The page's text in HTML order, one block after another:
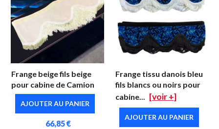
Frange beige fils beige
pour cabine de Camion
AJOUTER AU PANIER
66,85 €
Frange tissu danois bleu
fils blancs ou noirs pour
cabine... [voir +]
AJOUTER AU PANIER